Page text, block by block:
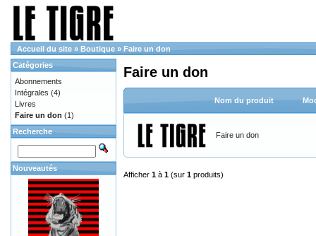
Accueil du site » Boutique » Faire un don
Faire un don
Nom du produit
Faire un don
Afficher 1 à 1 (sur 1 produits)
Catégories
Abonnements
Intégrales (4)
Livres
Faire un don (1)
Recherche
Nouveautés